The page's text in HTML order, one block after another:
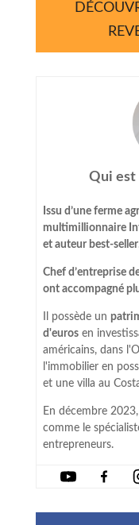
Qui est
Issu d’une ferme
multimillionnaire
et auteur best-seller
Chef d’entreprise
ont accompagné
Il possède un
d'eurosen
américains, dans
l'immobilier en
et une villa au
En décembre
comme le
entrepreneurs.